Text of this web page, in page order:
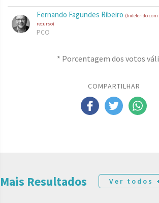
Fernando Fagundes Ribeiro (Indeferido com
recurso)
PCO
* Porcentagem dos votos
COMPARTILHAR
Mais Resultados Ver todos